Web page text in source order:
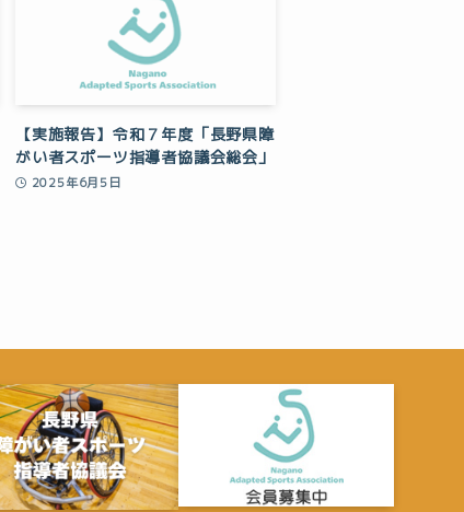
【実施報告】令和７年度「長野県障
がい者スポーツ指導者協議会総会」
2025年6月5日